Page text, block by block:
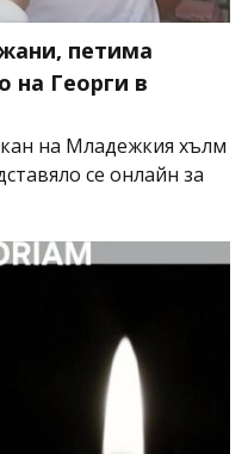
петима
на Георги в
на Младежкия хълм
се онлайн за